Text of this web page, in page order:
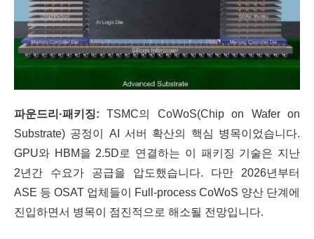
파운드리·패키징: TSMC의 CoWoS(Chip on Wafer on
Substrate) 공정이 AI 서버 확산의 핵심 병목이었습니다.
GPU와 HBM을 2.5D로 연결하는 이 패키징 기술은 지난
2년간 수요가 공급을 압도했습니다. 다만 2026년부터
ASE 등 OSAT 업체들이 Full-process CoWoS 양산 단계에
진입하면서 병목이 점진적으로 해소될 전망입니다.